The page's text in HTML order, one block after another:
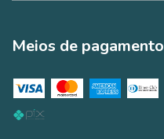
Meios de pagamento